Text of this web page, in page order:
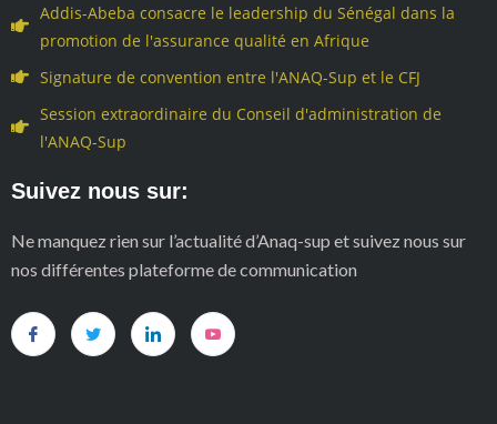
Addis-Abeba consacre le leadership du Sénégal dans la
promotion de l'assurance qualité en Afrique
Signature de convention entre l'ANAQ-Sup et le CFJ
Session extraordinaire du Conseil d'administration de
l'ANAQ-Sup
Suivez nous sur:
Ne manquez rien sur l’actualité d’Anaq-sup et suivez nous sur
nos différentes plateforme de communication